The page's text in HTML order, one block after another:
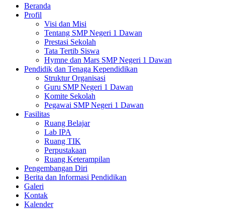
Beranda
Profil
Visi dan Misi
Tentang SMP Negeri 1 Dawan
Prestasi Sekolah
Tata Tertib Siswa
Hymne dan Mars SMP Negeri 1 Dawan
Pendidik dan Tenaga Kependidikan
Struktur Organisasi
Guru SMP Negeri 1 Dawan
Komite Sekolah
Pegawai SMP Negeri 1 Dawan
Fasilitas
Ruang Belajar
Lab IPA
Ruang TIK
Perpustakaan
Ruang Keterampilan
Pengembangan Diri
Berita dan Informasi Pendidikan
Galeri
Kontak
Kalender